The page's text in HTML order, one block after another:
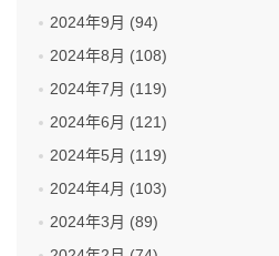
2024年9月 (94)
2024年8月 (108)
2024年7月 (119)
2024年6月 (121)
2024年5月 (119)
2024年4月 (103)
2024年3月 (89)